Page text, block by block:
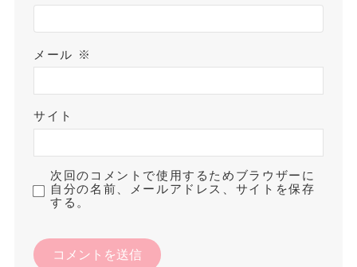
メール ※
サイト
次回のコメントで使用するためブラウザーに
自分の名前、メールアドレス、サイトを保存
する。